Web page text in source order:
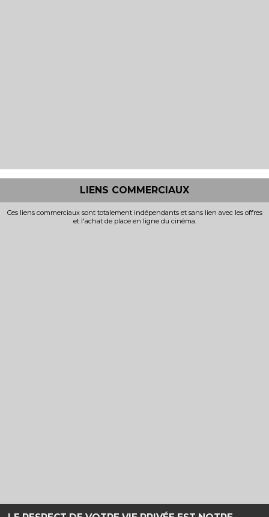
LIENS COMMERCIAUX
Ces liens commerciaux sont totalement indépendants et sans lien avec les offres
et l'achat de place en ligne du cinéma.